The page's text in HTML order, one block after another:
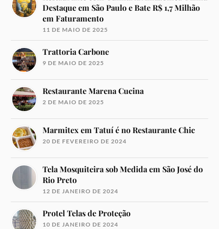
Destaque em São Paulo e Bate R$ 1,7 Milhão
em Faturamento
11 DE MAIO DE 2025
Trattoria Carbone
9 DE MAIO DE 2025
Restaurante Marena Cucina
2 DE MAIO DE 2025
Marmitex em Tatuí é no Restaurante Chic
20 DE FEVEREIRO DE 2024
Tela Mosquiteira sob Medida em São José do
Rio Preto
12 DE JANEIRO DE 2024
Protel Telas de Proteção
10 DE JANEIRO DE 2024